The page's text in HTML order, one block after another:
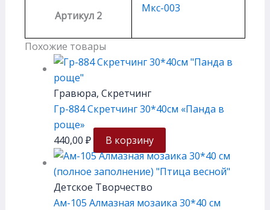
Артикул 2
Мкс-003
Похожие товары
Гравюра, Скретчинг
Гр-884 Скретчинг 30*40см «Панда в
роще»
440,00 ₽ В корзину
Детское Творчество
Ам-105 Алмазная мозаика 30*40 см